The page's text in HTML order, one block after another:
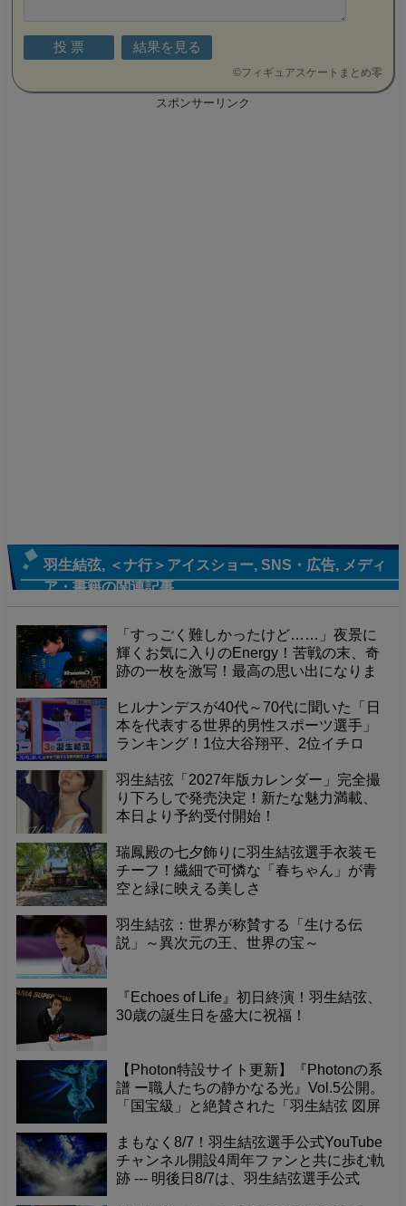
©フィギュアスケートまとめ零
スポンサーリンク
羽生結弦, ＜ナ行＞アイスショー, SNS・広告, メディ
ア・書籍の関連記事
「すっごく難しかったけど……」夜景に
輝くお気に入りのEnergy！苦戦の末、奇
跡の一枚を激写！最高の思い出になりま
ヒルナンデスが40代～70代に聞いた「日
本を代表する世界的男性スポーツ選手」
ランキング！1位大谷翔平、2位イチロ
羽生結弦「2027年版カレンダー」完全撮
り下ろしで発売決定！新たな魅力満載、
本日より予約受付開始！
瑞鳳殿の七夕飾りに羽生結弦選手衣装モ
チーフ！繊細で可憐な「春ちゃん」が青
空と緑に映える美しさ
羽生結弦：世界が称賛する「生ける伝
説」～異次元の王、世界の宝～
『Echoes of Life』初日終演！羽生結弦、
30歳の誕生日を盛大に祝福！
【Photon特設サイト更新】『Photonの系
譜 ー職人たちの静かなる光』Vol.5公開。
「国宝級」と絶賛された「羽生結弦 図屏
の真髄を深掘り。
まもなく8/7！羽生結弦選手公式YouTube
チャンネル開設4周年ファンと共に歩む軌
跡 --- 明後日8/7は、羽生結弦選手公式